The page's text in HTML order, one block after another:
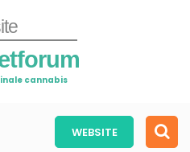
cannabis
WEBSITE